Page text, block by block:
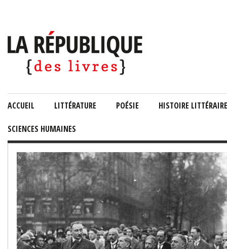
ACCUEIL LITTÉRATURE POÉSIE HISTOIRE LITTÉRAIRE
SCIENCES HUMAINES